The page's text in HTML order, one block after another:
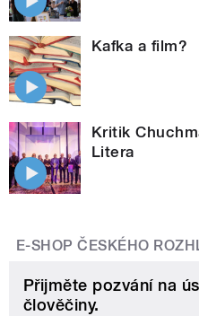
Kafka a film?
Kritik
Litera
E-SHOP ČESKÉHO
Přijměte pozvání na
člověčiny.